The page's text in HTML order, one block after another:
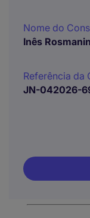
Nome do
Inês
Referência da
JN-042026-